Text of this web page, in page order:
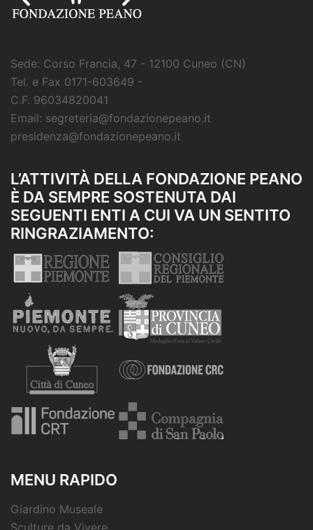
Sede: Corso Francia, 47 - 12100 Cuneo (CN)
Tel. e Fax 0171-603649 -
C.F. 96034820041
Email: segreteria@fondazionepeano.it
presidenza@fondazionepeano.it
L’ATTIVITÀ DELLA FONDAZIONE PEANO
È DA SEMPRE SOSTENUTA DAI
SEGUENTI ENTI A CUI VA UN SENTITO
RINGRAZIAMENTO:
MENU RAPIDO
Giardino Museale
Sculture da Vivere